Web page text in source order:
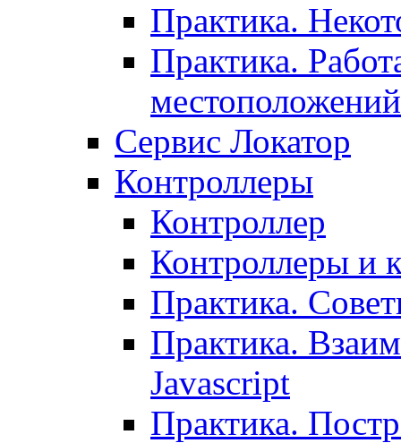
Практика.
Практика.
местоположений
Сервис Локатор
Контроллеры
Контроллер
Контроллеры и
Практика.
Практика.
Javascript
Практика.